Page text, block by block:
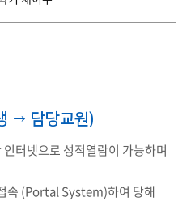
→ 담당교원)
터넷으로 성적열람이 가능하며
속 (Portal System)하여 당해